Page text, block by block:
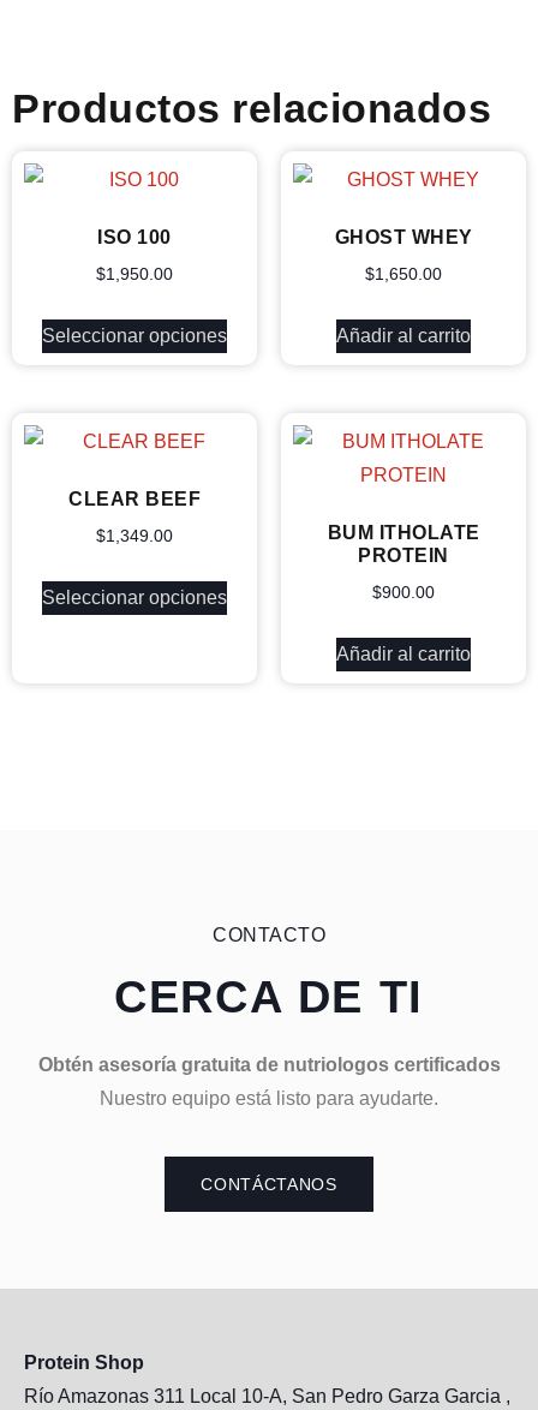
Productos relacionados
ISO 100
$1,950.00
Seleccionar opciones
GHOST WHEY
$1,650.00
Añadir al carrito
CLEAR BEEF
$1,349.00
Seleccionar opciones
BUM ITHOLATE
PROTEIN
$900.00
Añadir al carrito
CONTACTO
CERCA DE TI
Obtén asesoría gratuita de nutriologos certificados
Nuestro equipo está listo para ayudarte.
CONTÁCTANOS
Protein Shop
Río Amazonas 311 Local 10-A, San Pedro Garza Garcia ,